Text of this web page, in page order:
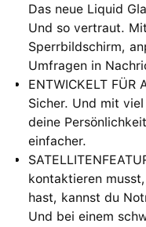
Das neue Liquid
Und so vertraut.
Sperrbildschirm,
Umfragen in
ENTWICKELT FÜR
Sicher. Und mit
deine
einfacher.
kontaktieren
hast, kannst du
Und bei einem